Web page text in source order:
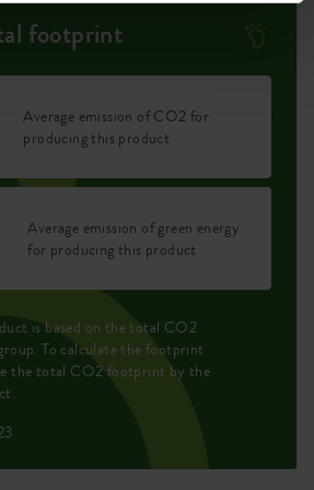
footprint
Average emission of CO2 for
producing this product
Average emission of green energy
for producing this product
is based on the total CO2
To calculate the footprint
the total CO2 footprint by the